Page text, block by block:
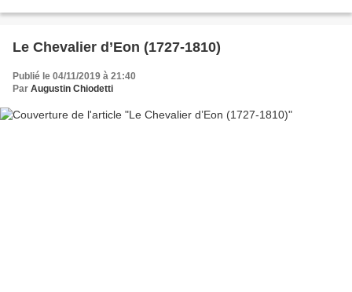
Le Chevalier d’Eon (1727-1810)
Publié le 04/11/2019 à 21:40
Par Augustin Chiodetti